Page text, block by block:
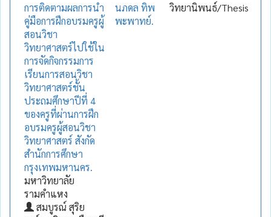
การติดตามผลการนำ
คู่มือการฝึกอบรมครูผู้
สอนวิชา
วิทยาศาสตร์ไปใช้ใน
การจัดกิจกรรมการ
เรียนการสอนวิชา
วิทยาศาสตร์ชั้น
ประถมศึกษาปีที่ 4
ของครูที่ผ่านการฝึก
อบรมครูผู้สอนวิชา
วิทยาศาสตร์ สังกัด
สำนักการศึกษา
กรุงเทพมหานคร.
มหาวิทยาลัย
รามคำแหง
สมบูรณ์ สุริย
นภดล ทิพ
พะพาทย์.
วิทยานิพนธ์/Thesis